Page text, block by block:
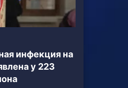
инфекция на
у 223